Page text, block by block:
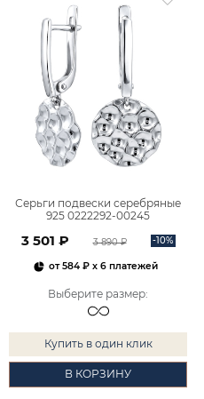
Серьги подвески серебряные
925 0222292-00245
3 501 ₽ 3 890 ₽ -10%
от584 ₽ x 6 платежей
Выберите размер:
Купить в один клик
В КОРЗИНУ